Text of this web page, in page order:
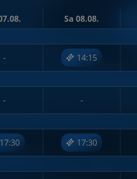
Sa 08.08.
- 14:15
- -
17:30 17:30